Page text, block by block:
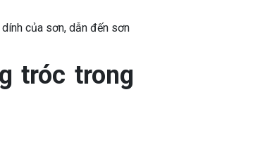
của sơn, dẫn đến sơn
tróc trong